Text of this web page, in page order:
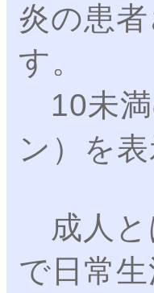
炎の患
す。
10未満
ン）を
成人と
で日常